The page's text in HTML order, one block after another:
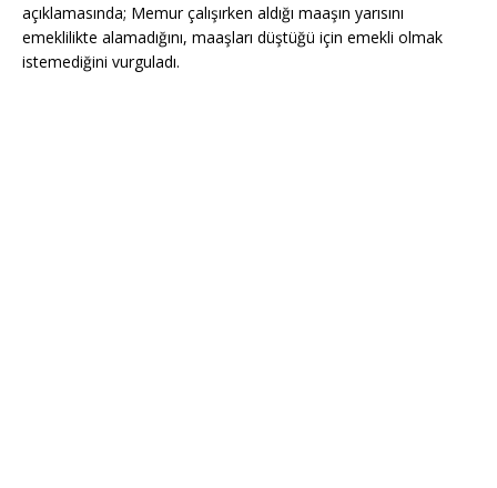
açıklamasında; Memur çalışırken aldığı maaşın yarısını
emeklilikte alamadığını, maaşları düştüğü için emekli olmak
istemediğini vurguladı.